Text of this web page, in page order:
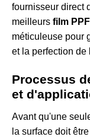
fournisseur direct
meilleurs film
méticuleuse pour
et la perfection de
Processus
et
Avant qu'une
la surface doit